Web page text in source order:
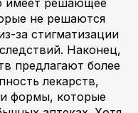
не решаются
за стигматизации
Наконец,
предлагают более
лекарств,
формы, которые